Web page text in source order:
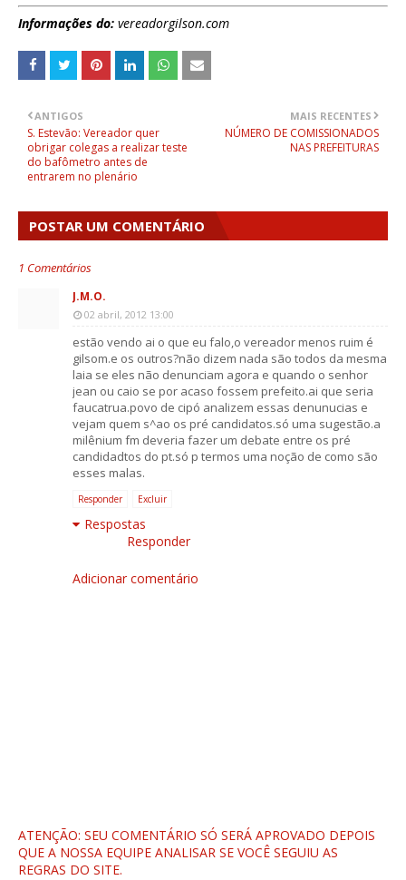
Informações do: vereadorgilson.com
MAIS RECENTES
NÚMERO DE COMISSIONADOS
NAS PREFEITURAS
ANTIGOS
S. Estevão: Vereador quer
obrigar colegas a realizar teste
do bafômetro antes de
entrarem no plenário
POSTAR UM COMENTÁRIO
1 Comentários
J.M.O.
02 abril, 2012 13:00
estão vendo ai o que eu falo,o vereador menos ruim é
gilsom.e os outros?não dizem nada são todos da mesma
laia se eles não denunciam agora e quando o senhor
jean ou caio se por acaso fossem prefeito.ai que seria
faucatrua.povo de cipó analizem essas denunucias e
vejam quem s^ao os pré candidatos.só uma sugestão.a
milênium fm deveria fazer um debate entre os pré
candidadtos do pt.só p termos uma noção de como são
esses malas.
Responder Excluir
Respostas
Responder
Adicionar comentário
ATENÇÃO: SEU COMENTÁRIO SÓ SERÁ APROVADO DEPOIS
QUE A NOSSA EQUIPE ANALISAR SE VOCÊ SEGUIU AS
REGRAS DO SITE.